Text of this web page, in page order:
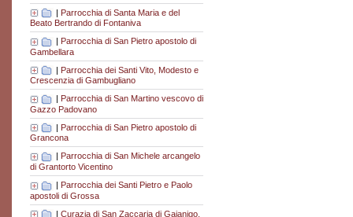
| Parrocchia di Santa Maria e del
Beato Bertrando di Fontaniva
Parrocchia di San Pietro apostolo di
Gambellara
| Parrocchia dei Santi Vito, Modesto e
Crescenzia di Gambugliano
Parrocchia di San Martino vescovo di
Gazzo Padovano
| Parrocchia di San Pietro apostolo di
Grancona
Parrocchia di San Michele arcangelo
di Grantorto Vicentino
| Parrocchia dei Santi Pietro e Paolo
apostoli di Grossa
| Curazia di San Zaccaria di Gaianigo,